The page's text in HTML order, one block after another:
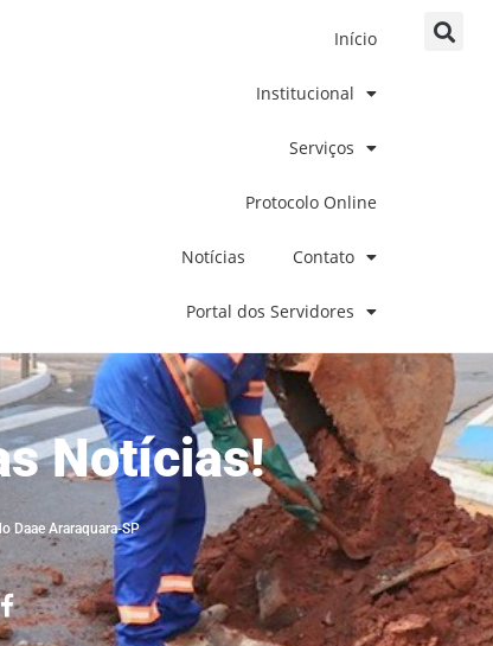
Início
Institucional
Serviços
Protocolo Online
Notícias Contato
Portal dos Servidores
Notícias!
Daae Araraquara-SP